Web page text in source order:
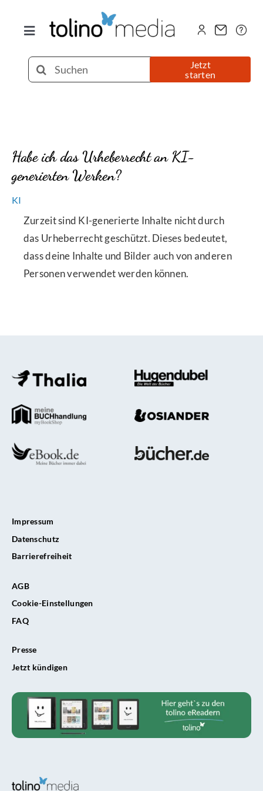
Inhalt
Toggle
Selfpublishing
Hörbuch
Über uns
Blog
Suche
nach:
Jetzt
starten
Habe ich das Urheberrecht an KI-
generierten Werken?
KI
Zurzeit sind KI-generierte Inhalte nicht durch
das Urheberrecht geschützt. Dieses bedeutet,
dass deine Inhalte und Bilder auch von anderen
Personen verwendet werden können.
Impressum
Datenschutz
Barrierefreiheit
AGB
Cookie-Einstellungen
FAQ
Presse
Jetzt kündigen